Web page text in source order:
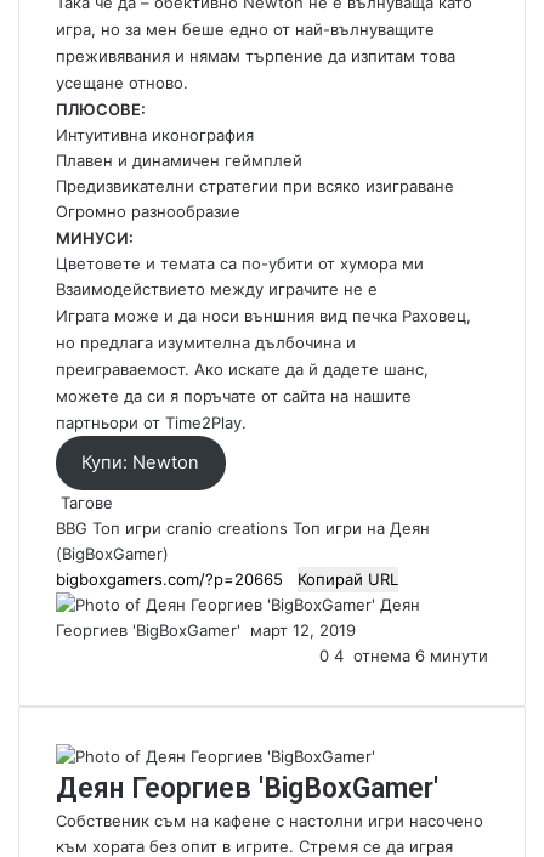
игра, но за мен беше едно от най-вълнуващите
преживявания и нямам търпение да изпитам това
усещане отново.
ПЛЮСОВЕ:
Интуитивна иконография
Плавен и динамичен геймплей
Предизвикателни стратегии при всяко изиграване
Огромно разнообразие
МИНУСИ:
Цветовете и темата са по-убити от хумора ми
Взаимодействието между играчите не е
Играта може и да носи външния вид печка Раховец,
но предлага изумителна дълбочина и
преиграваемост. Ако искате да й дадете шанс,
можете да си я поръчате от сайта на нашите
партньори от Time2Play.
Купи: Newton
Тагове
BBG Топ игри cranio creations Топ игри на Деян
(BigBoxGamer)
Копирай URL
Деян
Георгиев 'BigBoxGamer'
S
d
n
a
март 12, 2019
0 4 отнема 6 минути
Деян Георгиев 'BigBoxGamer'
Собственик съм на кафене с настолни игри насочено
към хората без опит в игрите. Стремя се да играя